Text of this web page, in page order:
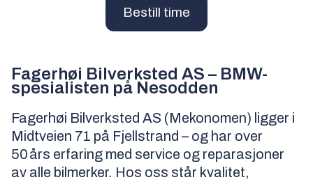
Bestill time
Fagerhøi Bilverksted AS – BMW-
spesialisten på Nesodden
Fagerhøi Bilverksted AS (Mekonomen) ligger i
Midtveien 71 på Fjellstrand – og har over
50 års erfaring med service og reparasjoner
av alle bilmerker. Hos oss står kvalitet,